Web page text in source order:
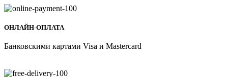
ОНЛАЙН-ОПЛАТА
Банковскими картами Visa и Mastercard